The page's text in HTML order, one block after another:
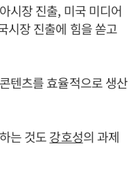
시장 진출, 미국 미디어
시장 진출에 힘을 쏟고
텐츠를 효율적으로 생산
는 것도강호성의 과제